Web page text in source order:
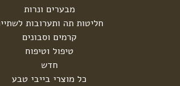
מבערים ונרות
חליטות תה ותערובות
קרמים וסבונים
טיפול וטיפוח
חדש
כל מוצרי בייבי טבע